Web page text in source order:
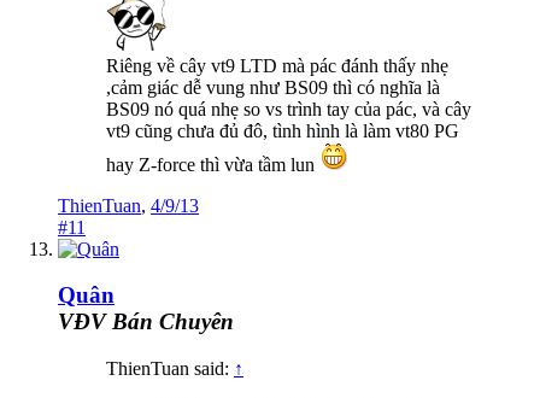
Riêng về cây vt9 LTD mà pác đánh thấy nhẹ
,cảm giác dễ vung như BS09 thì có nghĩa là
BS09 nó quá nhẹ so vs trình tay của pác, và cây
vt9 cũng chưa đủ đô, tình hình là làm vt80 PG
hay Z-force thì vừa tầm lun
ThienTuan, 4/9/13
#11
Quân
VĐV Bán Chuyên
ThienTuan said: ↑